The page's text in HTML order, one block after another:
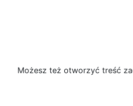
Możesz też otworzyć treść